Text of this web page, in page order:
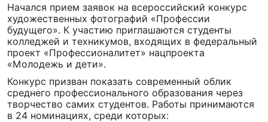
Начался прием заявок на всероссийский конкурс
художественных фотографий «Профессии
будущего». К участию приглашаются студенты
колледжей и техникумов, входящих в федеральный
проект «Профессионалитет» нацпроекта
«Молодежь и дети».
Конкурс призван показать современный облик
среднего профессионального образования через
творчество самих студентов. Работы принимаются
в 24 номинациях, среди которых: